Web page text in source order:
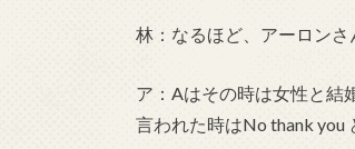
林：なるほど、アーロンさ
ア：Aはその時は女性と結
言われた時はNo thank you